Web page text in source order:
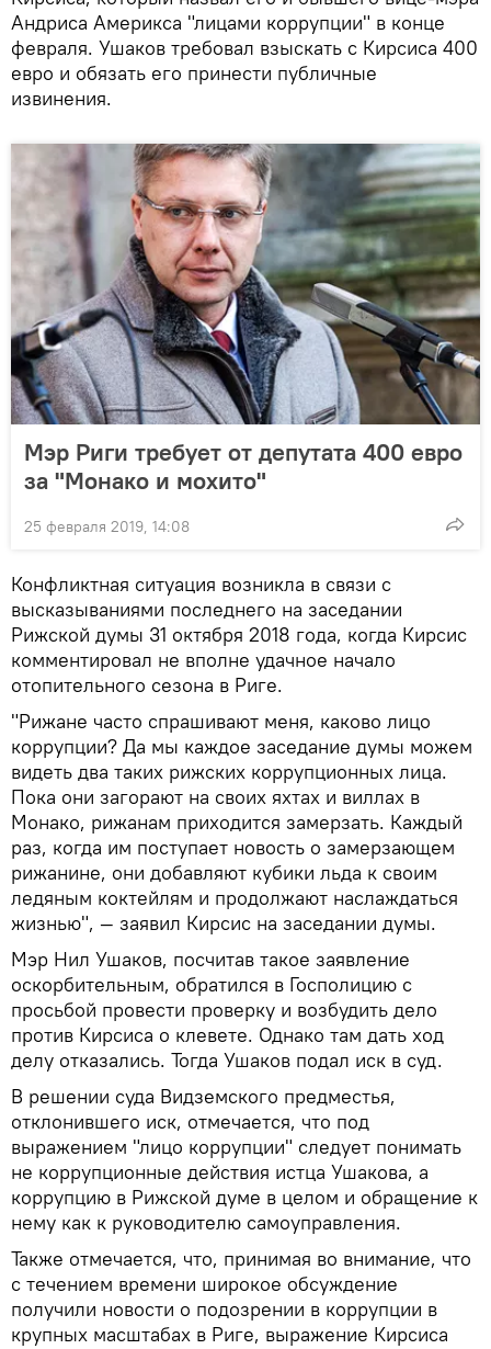
Андриса Америкса "лицами коррупции" в конце
февраля. Ушаков требовал взыскать с Кирсиса 400
евро и обязать его принести публичные
извинения.
Мэр Риги требует от депутата 400 евро
за "Монако и мохито"
25 февраля 2019, 14:08
Конфликтная ситуация возникла в связи с
высказываниями последнего на заседании
Рижской думы 31 октября 2018 года, когда Кирсис
комментировал не вполне удачное начало
отопительного сезона в Риге.
"Рижане часто спрашивают меня, каково лицо
коррупции? Да мы каждое заседание думы можем
видеть два таких рижских коррупционных лица.
Пока они загорают на своих яхтах и виллах в
Монако, рижанам приходится замерзать. Каждый
раз, когда им поступает новость о замерзающем
рижанине, они добавляют кубики льда к своим
ледяным коктейлям и продолжают наслаждаться
жизнью", — заявил Кирсис на заседании думы.
Мэр Нил Ушаков, посчитав такое заявление
оскорбительным, обратился в Госполицию с
просьбой провести проверку и возбудить дело
против Кирсиса о клевете. Однако там дать ход
делу отказались. Тогда Ушаков подал иск в суд.
В решении суда Видземского предместья,
отклонившего иск, отмечается, что под
выражением "лицо коррупции" следует понимать
не коррупционные действия истца Ушакова, а
коррупцию в Рижской думе в целом и обращение к
нему как к руководителю самоуправления.
Также отмечается, что, принимая во внимание, что
с течением времени широкое обсуждение
получили новости о подозрении в коррупции в
крупных масштабах в Риге, выражение Кирсиса